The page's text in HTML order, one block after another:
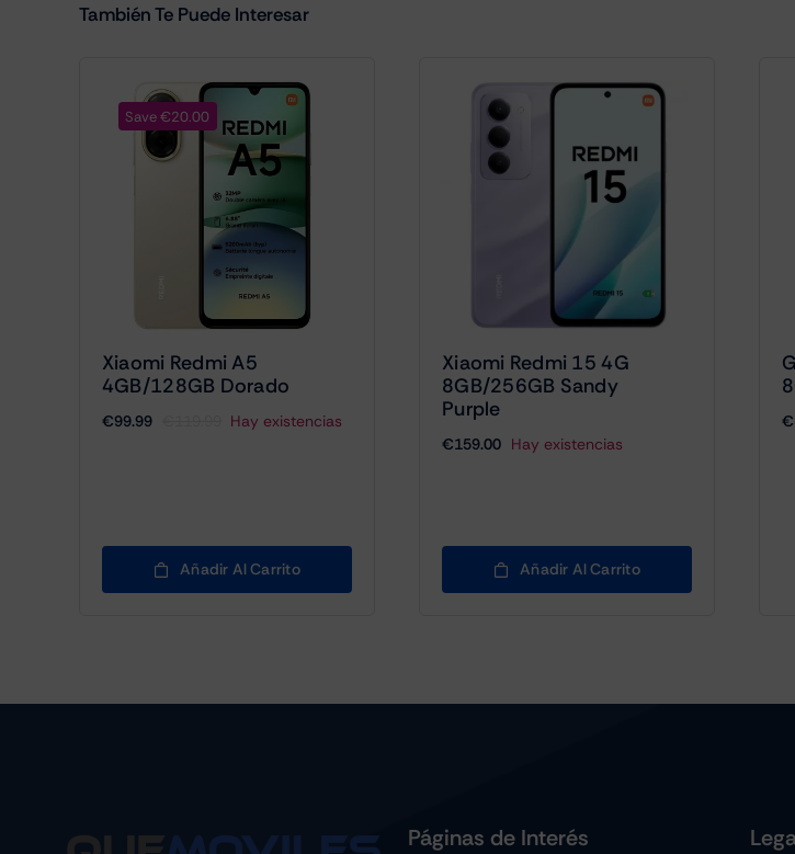
También Te Puede Interesar
Save €20.00
Xiaomi Redmi A5
4GB/128GB Dorado
€99.99 Hay existencias
Añadir Al Carrito
Xiaomi Redmi 15 4G
8GB/256GB Sandy
Purple
€159.00 Hay existencias
Añadir Al Carrito
€
Páginas de Interés